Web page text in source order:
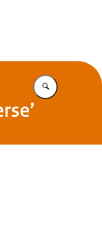
Vul in wat u